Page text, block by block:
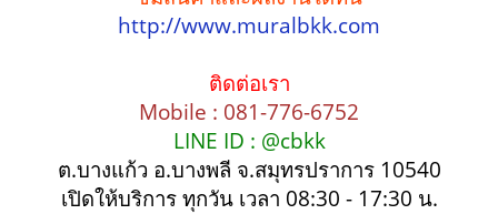
http://www.muralbkk.com
ติดต่อเรา
Mobile : 081-776-6752
LINE ID : @cbkk
ต.บางแก้ว อ.บางพลี จ.สมุทรปราการ 10540
เปิดให้บริการ ทุกวัน เวลา 08:30 - 17:30 น.